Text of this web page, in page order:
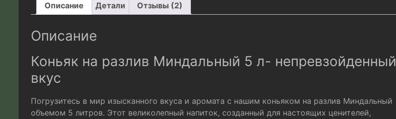
Описание Детали Отзывы (2)
Описание
Коньяк на разлив Миндальный 5 л- непревзойденный
вкус
Погрузитесь в мир изысканного вкуса и аромата с нашим коньяком на разлив Миндальный
объемом 5 литров. Этот великолепный напиток, созданный для настоящих ценителей,